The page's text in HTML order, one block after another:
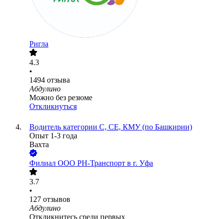
Ригла
4.3
•
1494 отзыва
Абдулино
Можно без резюме
Откликнуться
Водитель категории С, СЕ, КМУ (по Башкирии)
Опыт 1-3 года
Вахта
Филиал ООО РН-Транспорт в г. Уфа
3.7
•
127 отзывов
Абдулино
Откликнитесь среди первых